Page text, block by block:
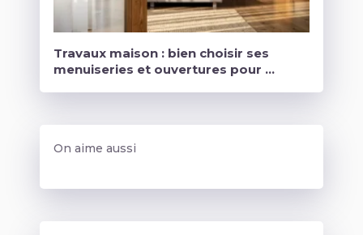
Travaux maison : bien choisir ses
menuiseries et ouvertures pour …
On aime aussi